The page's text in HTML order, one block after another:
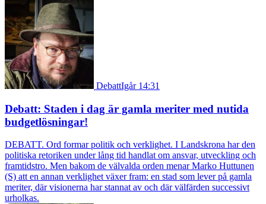
DebattIgår 14:31
Debatt: Staden i dag är gamla meriter med nutida
budgetlösningar!
DEBATT. Ord formar politik och verklighet. I Landskrona har den
politiska retoriken under lång tid handlat om ansvar, utveckling och
framtidstro. Men bakom de välvalda orden menar Marko Huttunen
(S) att en annan verklighet växer fram: en stad som lever på gamla
meriter, där visionerna har stannat av och där välfärden successivt
urholkas.